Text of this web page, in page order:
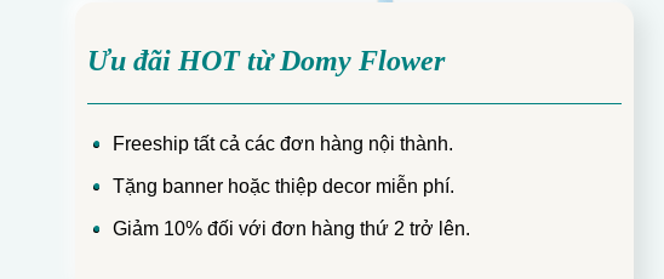
Ưu đãi HOT từ Domy Flower
Freeship tất cả các đơn hàng nội thành.
Tặng banner hoặc thiệp decor miễn phí.
Giảm 10% đối với đơn hàng thứ 2 trở lên.